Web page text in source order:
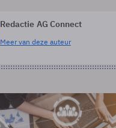
Redactie AG Connect
Meer van deze auteur